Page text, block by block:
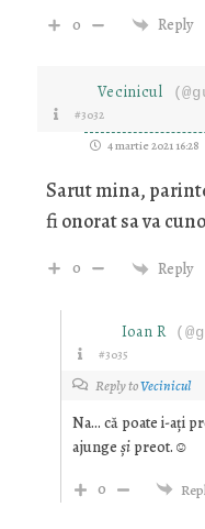
0 Reply
Vecinicul
#3032
4 martie 2021 16:28
Sarut mina,
fi onorat sa va
0 Reply
Ioan R
#3035
Reply toVecinicul
Na… că poate i-ați
ajunge șipreot.☺️
0